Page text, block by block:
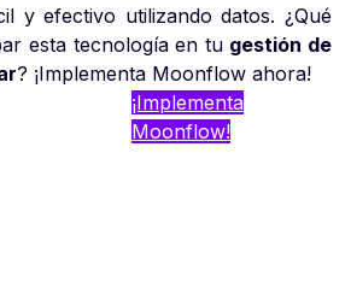
y efectivo utilizando datos. ¿Qué
esta tecnología en tu gestión de
? ¡Implementa Moonflow ahora!
¡Implementa
Moonflow!